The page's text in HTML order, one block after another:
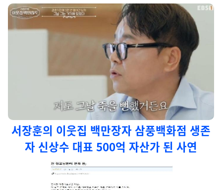
서장훈의 이웃집 백만장자 삼풍백화점 생존
자 신상수 대표 500억 자산가 된 사연